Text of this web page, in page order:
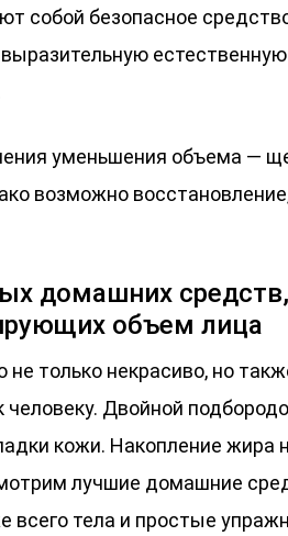
собой безопасное
уменьшения объема —
возможно
домашних
объем лица
не только некрасиво, но
человеку. Двойной
кожи. Накопление жира
лучшие домашние
всего тела и простые